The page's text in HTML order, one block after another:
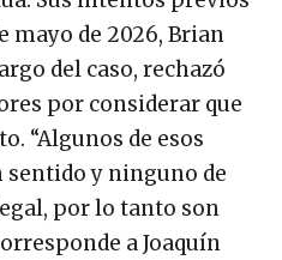
mayo de 2026, Brian
del caso, rechazó
por considerar que
“Algunos de esos
y ninguno de
por lo tanto son
a Joaquín